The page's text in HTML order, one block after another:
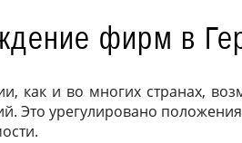
фирм в
как и во многих странах,
Это урегулировано